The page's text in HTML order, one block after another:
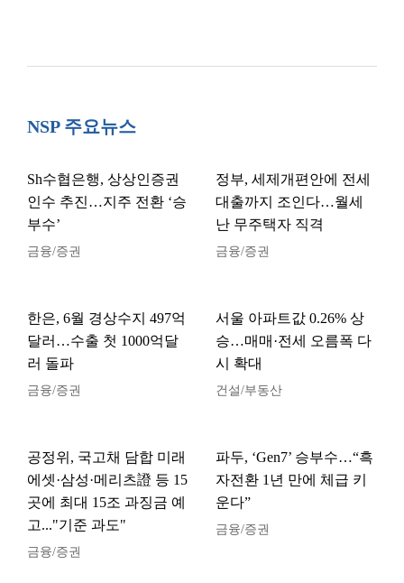
NSP 주요뉴스
Sh수협은행, 상상인증권
인수 추진…지주 전환 ‘승
부수’
금융/증권
정부, 세제개편안에 전세
대출까지 조인다…월세
난 무주택자 직격
금융/증권
한은, 6월 경상수지 497억
달러…수출 첫 1000억달
러 돌파
금융/증권
서울 아파트값 0.26% 상
승…매매·전세 오름폭 다
시 확대
건설/부동산
공정위, 국고채 담합 미래
에셋·삼성·메리츠證 등 15
곳에 최대 15조 과징금 예
고..."기준 과도"
금융/증권
파두, ‘Gen7’ 승부수…“흑
자전환 1년 만에 체급 키
운다”
금융/증권